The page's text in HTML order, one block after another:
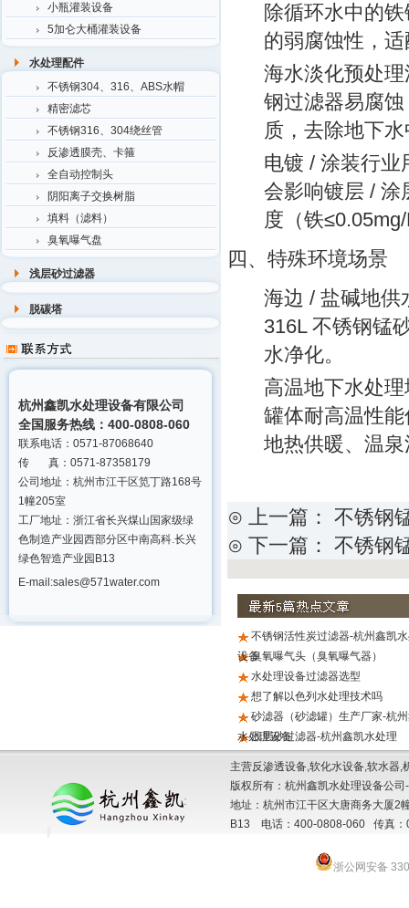
小瓶灌装设备
5加仑大桶灌装设备
水处理配件
不锈钢304、316、ABS水帽
精密滤芯
不锈钢316、304绕丝管
反渗透膜壳、卡箍
全自动控制头
阴阳离子交换树脂
填料（滤料）
臭氧曝气盘
浅层砂过滤器
脱碳塔
杭州鑫凯水处理设备有限公司
全国服务热线：400-0808-060
联系电话：0571-87068640
传 真：0571-87358179
公司地址：杭州市江干区笕丁路168号
1幢205室
工厂地址：浙江省长兴煤山国家级绿
色制造产业园西部分区中南高科.长兴
绿色智造产业园B13
E-mail:sales@571water.com
除循环水中的
的弱腐蚀性，
海水淡化预处理
钢过滤器易腐
质，去除地下
电镀 / 涂装行业
会影响镀层 / 涂
度（铁
四、特殊环境场景
海边 / 盐碱地供
316L 不锈钢锰
水净化。
高温地下水处理
罐体耐高温性
地热供暖、温
⊙ 上一篇： 不锈钢
⊙ 下一篇： 不锈钢
不锈钢活性炭过滤器-杭州鑫凯
设备臭氧曝气头（臭氧曝气器）
水处理设备过滤器选型
想了解以色列水处理技术吗
砂滤器（砂滤罐）生产厂家-杭
水处理设备
浅层砂过滤器-杭州鑫凯水处理
主营反渗透设备,软化水设备,软水器
版权所有：杭州鑫凯水处理设备公
地址：杭州市江干区大唐商务大厦2
B13 电话：400-0808-060 传真：
浙公网安备